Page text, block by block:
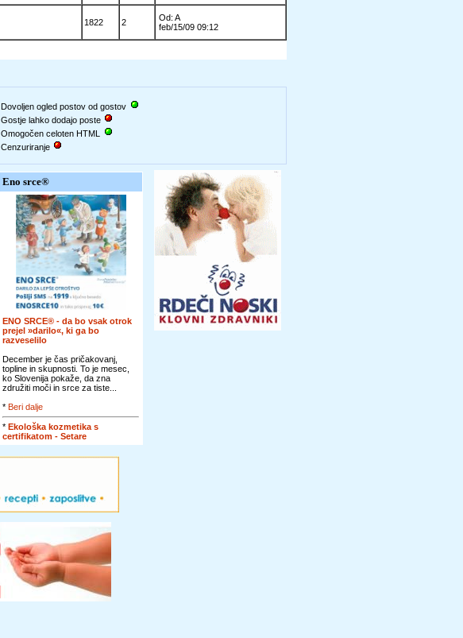
1822 2
Od: A
feb/15/09 09:12
Dovoljen ogled postov od gostov
Gostje lahko dodajo poste
Omogočen celoten HTML
Cenzuriranje
Eno srce®
ENO SRCE® - da bo vsak otrok
prejel »darilo«, ki ga bo
razveselilo
December je čas pričakovanj,
topline in skupnosti. To je mesec,
ko Slovenija pokaže, da zna
združiti moči in srce za tiste...
* Beri dalje
* Ekološka kozmetika s
certifikatom - Setare